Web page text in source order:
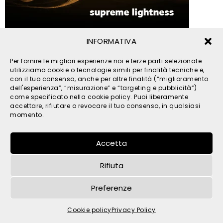
INFORMATIVA
Per fornire le migliori esperienze noi e terze parti selezionate
utilizziamo cookie o tecnologie simili per finalità tecniche e,
con il tuo consenso, anche per altre finalità (“miglioramento
dell'esperienza”, “misurazione” e “targeting e pubblicità”)
come specificato nella cookie policy. Puoi liberamente
accettare, rifiutare o revocare il tuo consenso, in qualsiasi
momento.
Accetta
Rifiuta
Preferenze
Cookie policyPrivacy Policy
IT05121480262 -privacy-cookies - by